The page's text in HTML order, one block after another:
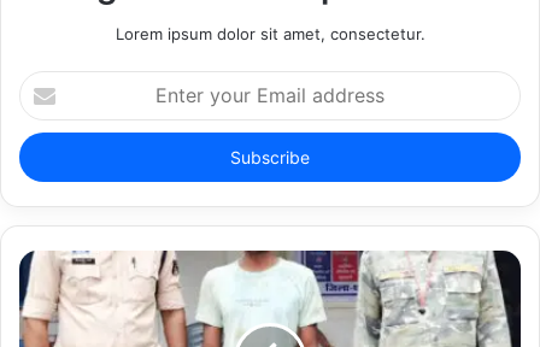
Lorem ipsum dolor sit amet, consectetur.
E
n
e
y
u
E
m